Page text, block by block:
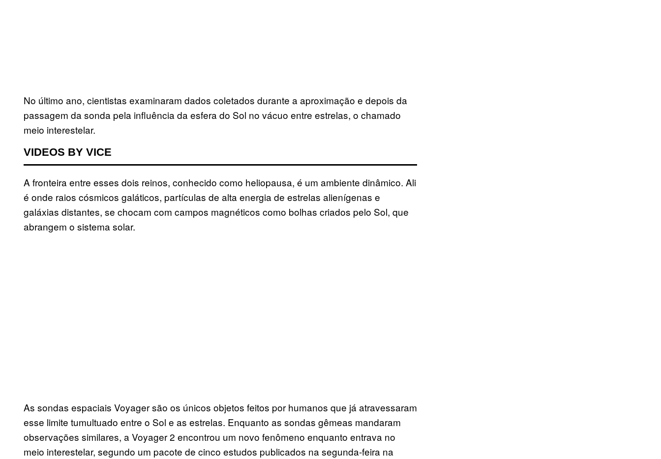
No último ano, cientistas examinaram dados coletados durante a aproximação e depois da
passagem da sonda pela influência da esfera do Sol no vácuo entre estrelas, o chamado
meio interestelar.
VIDEOS BY VICE
A fronteira entre esses dois reinos, conhecido como heliopausa, é um ambiente dinâmico. Ali
é onde raios cósmicos galáticos, partículas de alta energia de estrelas alienígenas e
galáxias distantes, se chocam com campos magnéticos como bolhas criados pelo Sol, que
abrangem o sistema solar.
As sondas espaciais Voyager são os únicos objetos feitos por humanos que já atravessaram
esse limite tumultuado entre o Sol e as estrelas. Enquanto as sondas gêmeas mandaram
observações similares, a Voyager 2 encontrou um novo fenômeno enquanto entrava no
meio interestelar, segundo um pacote de cinco estudos publicados na segunda-feira na